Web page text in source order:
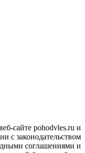
сайте pohodvles.ru и
с законодательством
соглашениями и